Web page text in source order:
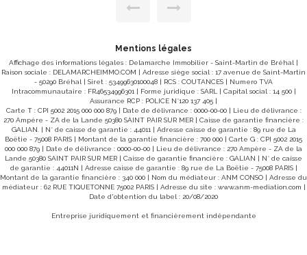
piscine et magnifique parc arboré, idéal pour se détendre
séparées dont un garage Les atouts : Maison conviviale
rénovée avec gout Piscine extérieure Système de chauffage
par Aérothermie récent Poele à bois Parc arboré et
parfaitement entretenu Environnement calme et verdoyant
Proximité des commerces, écoles et axes principaux Une
maison où il fait bon vivre, offrant un cadre de vie rare aux
portes d'Avranches. À découvrir sans tarder ! DPE : CEP (C )
167 kWh/m2 par an GES (C) 6 g CO2/m2/an Estimation
des coûts annuels d'énergie du logement entre 1810 € et
2510 € par an. Prix moyens des énergies indexés sur les
années 2021, 2022, 2023 (abonnements compris) "Les
informations sur les risques auxquels ce bien est exposé
sont disponibles sur le site Géorisques :
www.georisques.gouv.fr" Pour plus de renseignements ou
pour organiser une visite, contactez nous ! Dany Ricoux
06.51.98.74.96 Delamarche Immobilier AVRANCHES 02. 33.
Mentions légales
Affichage des informations légales : Delamarche Immobilier - Saint-Martin de Bréhal |
Raison sociale : DELAMARCHEIMMO.COM | Adresse siège social : 17 avenue de Saint-Martin
- 50290 Bréhal | Siret : 53499630100048 | RCS : COUTANCES | Numero TVA
Intracommunautaire : FR46534996301 | Forme juridique : SARL | Capital social : 14 500 |
Assurance RCP : POLICE N°120 137 405 |
Carte T : CPI 5002 2015 000 000 879 | Date de délivrance : 0000-00-00 | Lieu de délivrance :
270 Ampère - ZA de la Lande 50380 SAINT PAIR SUR MER | Caisse de garantie financière :
GALIAN. | N° de caisse de garantie : 44011 | Adresse caisse de garantie : 89 rue de La
Boëtie - 75008 PARIS | Montant de la garantie financière : 700 000 | Carte G : CPI 5002 2015
000 000 879 | Date de délivrance : 0000-00-00 | Lieu de délivrance : 270 Ampère - ZA de la
Lande 50380 SAINT PAIR SUR MER | Caisse de garantie financière : GALIAN | N° de caisse
de garantie : 44011N | Adresse caisse de garantie : 89 rue de La Boëtie - 75008 PARIS |
Montant de la garantie financière : 340 000 | Nom du médiateur : ANM CONSO | Adresse du
médiateur : 62 RUE TIQUETONNE 75002 PARIS | Adresse du site : www.anm-mediation.com |
Date d'obtention du label : 20/08/2020
Entreprise juridiquement et financièrement indépendante